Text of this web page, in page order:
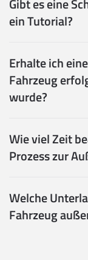
Gibt es eine
ein Tutorial?
Erhalte ich
Fahrzeug
wurde?
Wie viel Zeit
Prozess zur
Welche
Fahrzeug